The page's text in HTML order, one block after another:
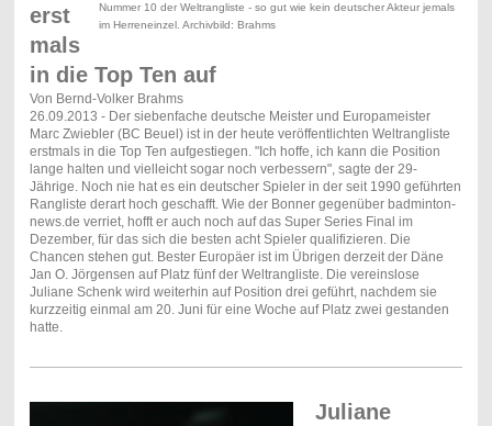
Nummer 10 der Weltrangliste - so gut wie kein deutscher Akteur jemals
im Herreneinzel. Archivbild: Brahms
erst
mals
in die Top Ten auf
Von Bernd-Volker Brahms
26.09.2013 - Der siebenfache deutsche Meister und Europameister
Marc Zwiebler (BC Beuel) ist in der heute veröffentlichten Weltrangliste
erstmals in die Top Ten aufgestiegen. "Ich hoffe, ich kann die Position
lange halten und vielleicht sogar noch verbessern", sagte der 29-
Jährige. Noch nie hat es ein deutscher Spieler in der seit 1990 geführten
Rangliste derart hoch geschafft. Wie der Bonner gegenüber badminton-
news.de verriet, hofft er auch noch auf das Super Series Final im
Dezember, für das sich die besten acht Spieler qualifizieren. Die
Chancen stehen gut. Bester Europäer ist im Übrigen derzeit der Däne
Jan O. Jörgensen auf Platz fünf der Weltrangliste. Die vereinslose
Juliane Schenk wird weiterhin auf Position drei geführt, nachdem sie
kurzzeitig einmal am 20. Juni für eine Woche auf Platz zwei gestanden
hatte.
Juliane